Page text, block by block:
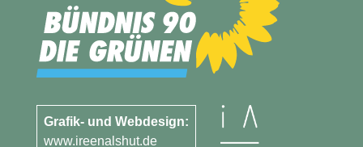
Grafik- und Webdesign:
www.ireenalshut.de